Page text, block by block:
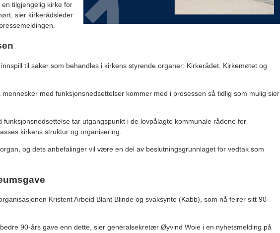
tilgjengelig kirke for
sier kirkerådsleder
til saker som behandles i kirkens styrende organer: Kirkerådet, Kirkemøtet og
med funksjonsnedsettelser kommer med i prosessen så tidlig som mulig sier
funksjonsnedsettelse tar utgangspunkt i de lovpålagte kommunale rådene for
kirkens struktur og organisering.
og dets anbefalinger vil være en del av beslutningsgrunnlaget for vedtak som
Kristent Arbeid Blant Blinde og svaksynte (Kabb), som nå feirer sitt 90-
90-års gave enn dette, sier generalsekretær Øyvind Woie i en nyhetsmelding på